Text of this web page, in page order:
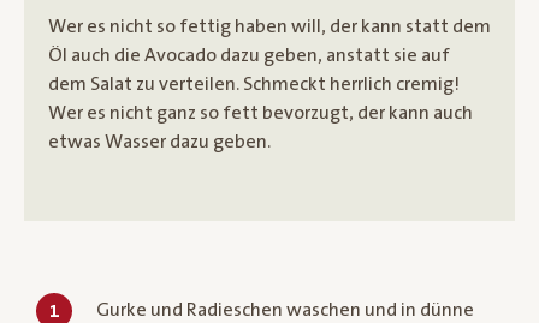
Wer es nicht so fettig haben will, der kann statt dem
Öl auch die Avocado dazu geben, anstatt sie auf
dem Salat zu verteilen. Schmeckt herrlich cremig!
Wer es nicht ganz so fett bevorzugt, der kann auch
etwas Wasser dazu geben.
1
Gurke und Radieschen waschen und in dünne